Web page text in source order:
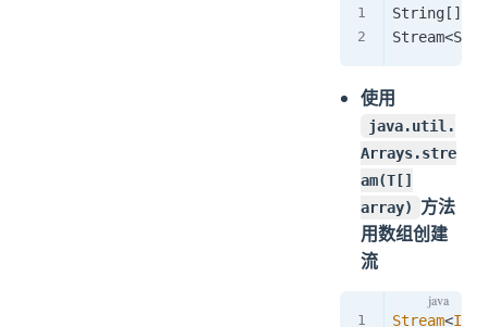
String[]
使用
java.util.
Arrays.stre
am(T[]
array)
方法
用数组创建
流
Stream<